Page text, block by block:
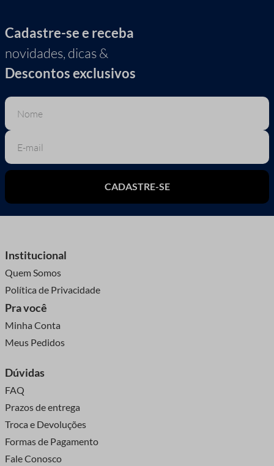
Cadastre-se e receba
novidades, dicas &
Descontos exclusivos
CADASTRE-SE
Institucional
Quem Somos
Política de Privacidade
Pra você
Minha Conta
Meus Pedidos
Dúvidas
FAQ
Prazos de entrega
Troca e Devoluções
Formas de Pagamento
Fale Conosco